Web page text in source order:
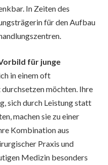
In Zeiten des
für den Aufbau
für junge
in einem oft
möchten. Ihre
sich durch Leistung statt
machen sie zu einer
Kombination aus
Praxis und
Medizin besonders